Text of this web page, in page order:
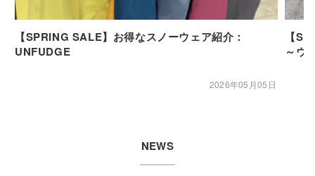
【SPRING SALE】お得なスノーウェア紹介：
UNFUDGE
2026年05月05日
【
～ウ
NEWS